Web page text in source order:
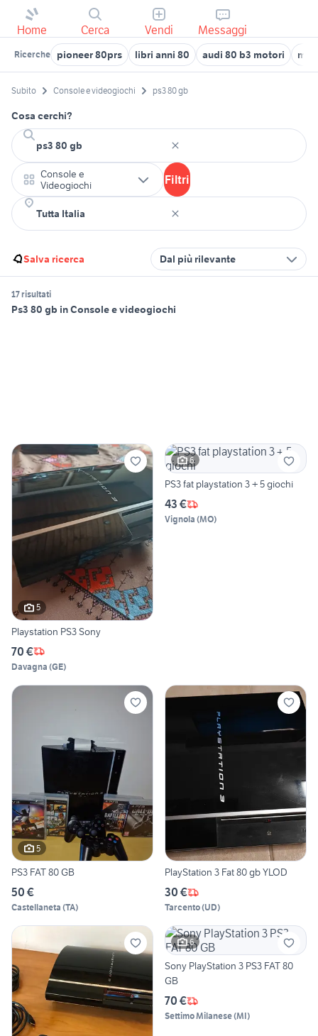
Home Cerca Vendi Messaggi
Ricerche pioneer 80prs libri anni 80 audi 80 b3 motori
Subito Console e videogiochi ps3 80 gb
Cosa cerchi?
Console e
Videogiochi
Filtri
Salva ricerca Dal più rilevante
17 risultati
Ps3 80 gb in Console e videogiochi
5
Playstation PS3 Sony
70 €
Davagna (GE)
6
PS3 fat playstation 3 + 5 giochi
43 €
Vignola (MO)
5
PS3 FAT 80 GB
50 €
Castellaneta (TA)
PlayStation 3 Fat 80 gb YLOD
30 €
Tarcento(UD)
6
Sony PlayStation 3 PS3 FAT 80
GB
70 €
Settimo Milanese(MI)